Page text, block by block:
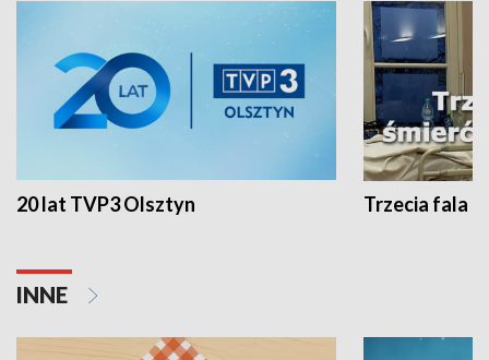
20 lat TVP3 Olsztyn Trzecia fala -
INNE